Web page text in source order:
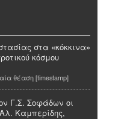
στα «κόκκινα»
κόσμου
θέαση [timestamp]
Γ.Σ. Σοφάδων οι
Καμπερίδης,